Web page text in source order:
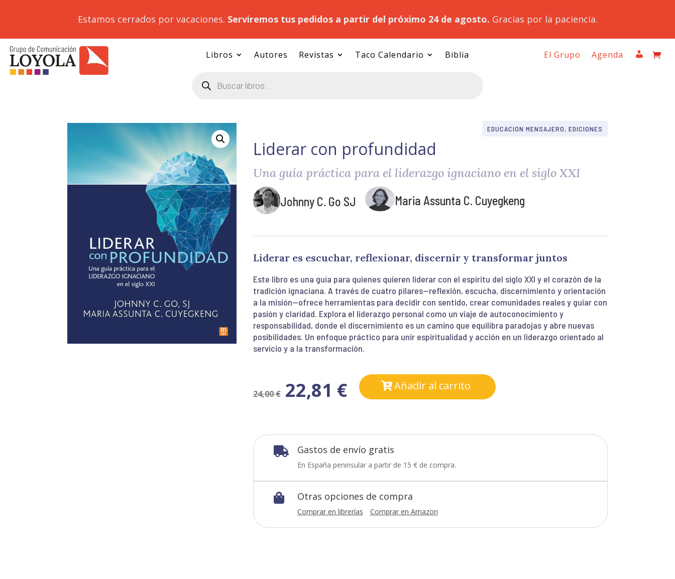
Estamos cerrados por vacaciones. Serviremos tus pedidos a partir del próximo 24 de agosto. Gracias por la paciencia.
Libros Autores Revistas Taco Calendario Biblia
productos
El Grupo Agenda
EDUCACION MENSAJERO, EDICIONES
Liderar con profundidad
Una guía práctica para el liderazgo ignaciano en el siglo XXI
Johnny C. Go SJ Maria Assunta C. Cuyegkeng
Liderar es escuchar, reflexionar, discernir y transformar juntos
Este libro es una guía para quienes quieren liderar con el espíritu del siglo XXI y el corazón de la
tradición ignaciana. A través de cuatro pilares—reflexión, escucha, discernimiento y orientación
a la misión—ofrece herramientas para decidir con sentido, crear comunidades reales y guiar con
pasión y claridad. Explora el liderazgo personal como un viaje de autoconocimiento y
responsabilidad, donde el discernimiento es un camino que equilibra paradojas y abre nuevas
posibilidades. Un enfoque práctico para unir espiritualidad y acción en un liderazgo orientado al
servicio y a la transformación.
24,00€ 22,81 € Añadir al carrito
 Gastos de envío gratis
En España peninsular a partir de 15 € de compra.
 Otras opciones de compra
Comprar en librerías Comprar en Amazon